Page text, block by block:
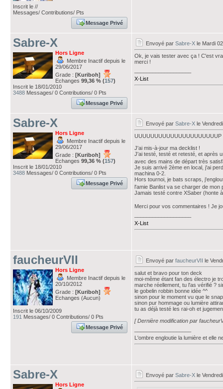
Inscrit le //
Messages/ Contributions/ Pts
Message Privé
Sabre-X
Hors Ligne
Membre Inactif depuis le
29/06/2017
Grade : [Kuriboh]
Echanges 99,36 % (157)
Inscrit le 18/01/2010
3488 Messages/ 0 Contributions/ 0 Pts
Message Privé
Envoyé par Sabre-X le Mardi
Ok, je vais tester avec ça ! C'est
merci !
X-List
Sabre-X
Hors Ligne
Membre Inactif depuis le
29/06/2017
Grade : [Kuriboh]
Echanges 99,36 % (157)
Inscrit le 18/01/2010
3488 Messages/ 0 Contributions/ 0 Pts
Message Privé
Envoyé par Sabre-X le
UUUUUUUUUUUUUUUUUUUUUP
J'ai mis-à-jour ma decklist !
J'ai testé, testé et retesté, et après
avec des mains de départ très
Je suis arrivé 2ème en local, j'ai
machina 0-2.
Hors tournoi, je bats scraps,
l'amie Banlist va se charger de mon
Jamais testé contre XSaber (honte
Merci pour vos commentaires ! Je
X-List
faucheurVII
Hors Ligne
Membre Inactif depuis le
20/10/2012
Grade : [Kuriboh]
Echanges (Aucun)
Inscrit le 06/10/2009
191 Messages/ 0 Contributions/ 0 Pts
Message Privé
Envoyé par faucheurVII le
salut et bravo pour ton deck
moi-même étant fan des électro je
marche réellement, tu l'as vérifié ?
le gobelin robbin bonne idée ^^
sinon pour le moment vu que le
sinon pur hommage ou lumière
tu as déjà testé les rai-oh et
[ Dernière modification par
L'ombre engloutie la lumière et elle
Sabre-X
Hors Ligne
Envoyé par Sabre-X le